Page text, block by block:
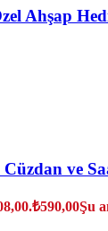
Ahşap
Cüzdan ve
₺590,00Şu